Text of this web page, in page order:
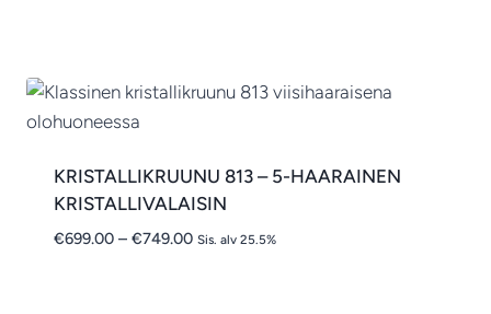
KRISTALLIKRUUNU 813 – 5-HAARAINEN
KRISTALLIVALAISIN
€699.00 – €749.00Hintaluokka:
Sis. alv 25.5%